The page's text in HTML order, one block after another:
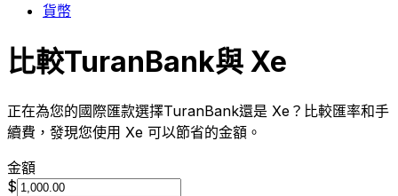
貨幣
比較TuranBank與 Xe
正在為您的國際匯款選擇TuranBank還是 Xe？比較匯率和手
續費，發現您使用 Xe 可以節省的金額。
金額
$